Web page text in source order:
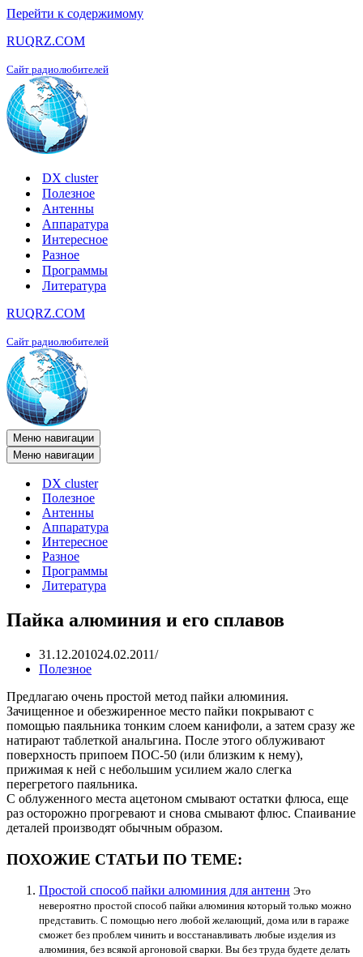
Перейти к содержимому
RUQRZ.COM
Сайт радиолюбителей
DX cluster
Полезное
Антенны
Аппаратура
Интересное
Разное
Программы
Литература
RUQRZ.COM
Сайт радиолюбителей
Меню навигации
Меню навигации
DX cluster
Полезное
Антенны
Аппаратура
Интересное
Разное
Программы
Литература
Пайка алюминия и его сплавов
31.12.201024.02.2011
Полезное
Предлагаю очень простой метод пайки алюминия.
Зачищенное и обезжиренное место пайки покрывают с
помощью паяльника тонким слоем канифоли, а затем сразу же
натирают таблеткой анальгина. После этого облуживают
поверхность припоем ПОС-50 (или близким к нему),
прижимая к ней с небольшим усилием жало слегка
перегретого паяльника.
С облуженного места ацетоном смывают остатки флюса, еще
раз осторожно прогревают и снова смывают флюс. Спаивание
деталей производят обычным образом.
ПОХОЖИЕ СТАТЬИ ПО ТЕМЕ:
Простой способ пайки алюминия для антенн Это
невероятно простой способ пайки алюминия который только можно
представить. С помощью него любой желающий, дома или в гараже
сможет без проблем чинить и восстанавливать любые изделия из
алюминия, без всякой аргоновой сварки. Вы без труда будете делать